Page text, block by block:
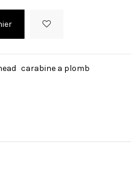
carabine a plomb